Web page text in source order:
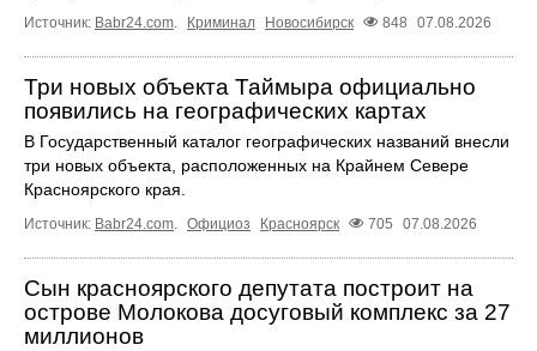
Источник: Babr24.com. Криминал Новосибирск 848 07.08.2026
Три новых объекта Таймыра официально
появились на географических картах
В Государственный каталог географических названий внесли
три новых объекта, расположенных на Крайнем Севере
Красноярского края.
Источник: Babr24.com. Официоз Красноярск 705 07.08.2026
Сын красноярского депутата построит на
острове Молокова досуговый комплекс за 27
миллионов